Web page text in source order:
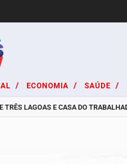
/ ECONOMIA / SAÚDE /
LAGOAS E CASA DO